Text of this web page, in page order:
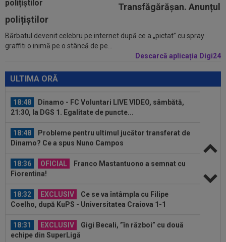
Transfăgărășan. Anunțul
polițiștilor
Bărbatul devenit celebru pe internet după ce a „pictat” cu spray
graffiti o inimă pe o stâncă de pe...
Descarcă aplicația Digi24
ULTIMA ORĂ
19:14
Ce se întâmplă cu Denis Alibec: Sabău a făcut
anunțul
19:13 FOTO
Mihaela Rădulescu a fost ”ștearsă
complet” și nu s-a mai putut abține: ”Trebuie...
Bistrița 0-2, ACUM, DGS 1. Programul complet al
etapei...
18:48
21:30, la DGS 1. Egalitate de puncte...
18:48
Dinamo? Ce a spus Nuno Campos
18:36 OFICIAL
Fiorentina!
18:32 EXCLUSIV
Coelho, după KuPS - Universitatea Craiova 1-1
18:31 EXCLUSIV
echipe din SuperLigă